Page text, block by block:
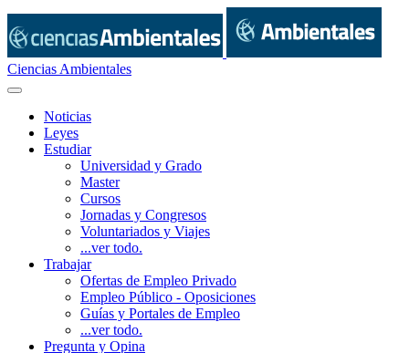
Ciencias Ambientales
Noticias
Leyes
Estudiar
Universidad y Grado
Master
Cursos
Jornadas y Congresos
Voluntariados y Viajes
...ver todo.
Trabajar
Ofertas de Empleo Privado
Empleo Público - Oposiciones
Guías y Portales de Empleo
...ver todo.
Pregunta y Opina